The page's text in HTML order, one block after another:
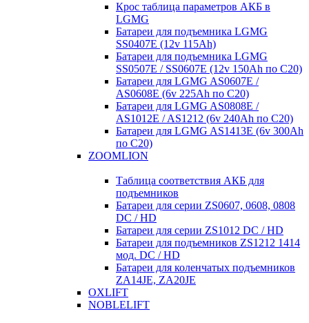
Крос таблица параметров АКБ в
LGMG
Батареи для подъемника LGMG
SS0407E (12v 115Ah)
Батареи для подъемника LGMG
SS0507E / SS0607E (12v 150Ah по С20)
Батареи для LGMG AS0607E /
AS0608E (6v 225Ah по С20)
Батареи для LGMG AS0808E /
AS1012E / AS1212 (6v 240Ah по С20)
Батареи для LGMG AS1413E (6v 300Ah
по С20)
ZOOMLION
Таблица соответствия АКБ для
подъемников
Батареи для серии ZS0607, 0608, 0808
DC / HD
Батареи для серии ZS1012 DC / HD
Батареи для подъемников ZS1212 1414
мод. DC / HD
Батареи для коленчатых подъемников
ZA14JE, ZA20JE
OXLIFT
NOBLELIFT